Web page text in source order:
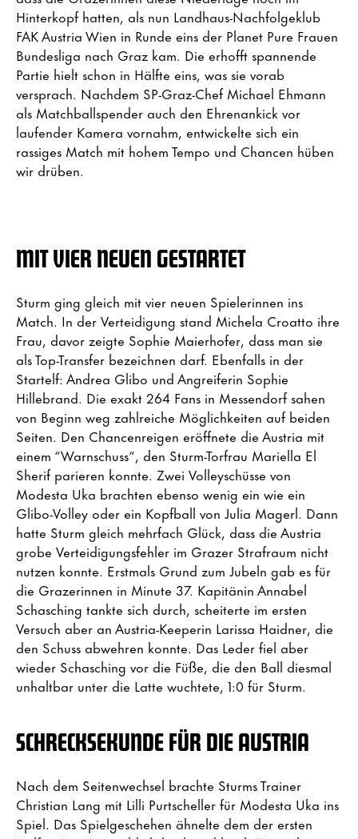
Hinterkopf hatten, als nun Landhaus-Nachfolgeklub
FAK Austria Wien in Runde eins der Planet Pure Frauen
Bundesliga nach Graz kam. Die erhofft spannende
Partie hielt schon in Hälfte eins, was sie vorab
versprach. Nachdem SP-Graz-Chef Michael Ehmann
als Matchballspender auch den Ehrenankick vor
laufender Kamera vornahm, entwickelte sich ein
rassiges Match mit hohem Tempo und Chancen hüben
wir drüben.
MIT VIER NEUEN GESTARTET
Sturm ging gleich mit vier neuen Spielerinnen ins
Match. In der Verteidigung stand Michela Croatto ihre
Frau, davor zeigte Sophie Maierhofer, dass man sie
als Top-Transfer bezeichnen darf. Ebenfalls in der
Startelf: Andrea Glibo und Angreiferin Sophie
Hillebrand. Die exakt 264 Fans in Messendorf sahen
von Beginn weg zahlreiche Möglichkeiten auf beiden
Seiten. Den Chancenreigen eröffnete die Austria mit
einem “Warnschuss“, den Sturm-Torfrau Mariella El
Sherif parieren konnte. Zwei Volleyschüsse von
Modesta Uka brachten ebenso wenig ein wie ein
Glibo-Volley oder ein Kopfball von Julia Magerl. Dann
hatte Sturm gleich mehrfach Glück, dass die Austria
grobe Verteidigungsfehler im Grazer Strafraum nicht
nutzen konnte. Erstmals Grund zum Jubeln gab es für
die Grazerinnen in Minute 37. Kapitänin Annabel
Schasching tankte sich durch, scheiterte im ersten
Versuch aber an Austria-Keeperin Larissa Haidner, die
den Schuss abwehren konnte. Das Leder fiel aber
wieder Schasching vor die Füße, die den Ball diesmal
unhaltbar unter die Latte wuchtete, 1:0 für Sturm.
SCHRECKSEKUNDE FÜR DIE AUSTRIA
Nach dem Seitenwechsel brachte Sturms Trainer
Christian Lang mit Lilli Purtscheller für Modesta Uka ins
Spiel. Das Spielgeschehen ähnelte dem der ersten